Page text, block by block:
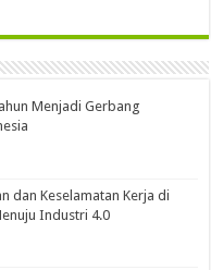
Menjadi Gerbang
dan Keselamatan Kerja di
Industri 4.0